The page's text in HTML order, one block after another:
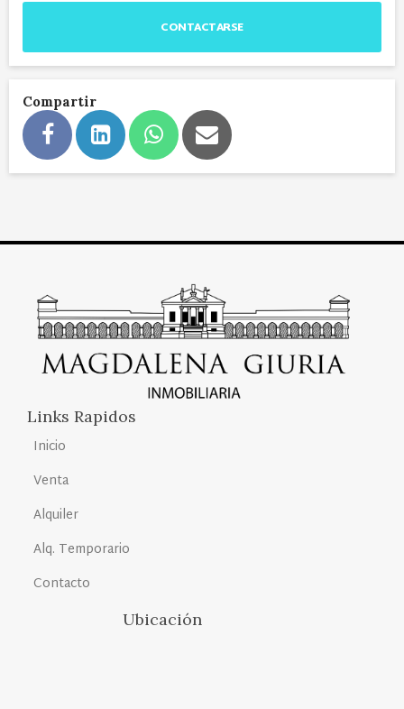
CONTACTARSE
Compartir
Links Rapidos
Inicio
Venta
Alquiler
Alq. Temporario
Contacto
Ubicación